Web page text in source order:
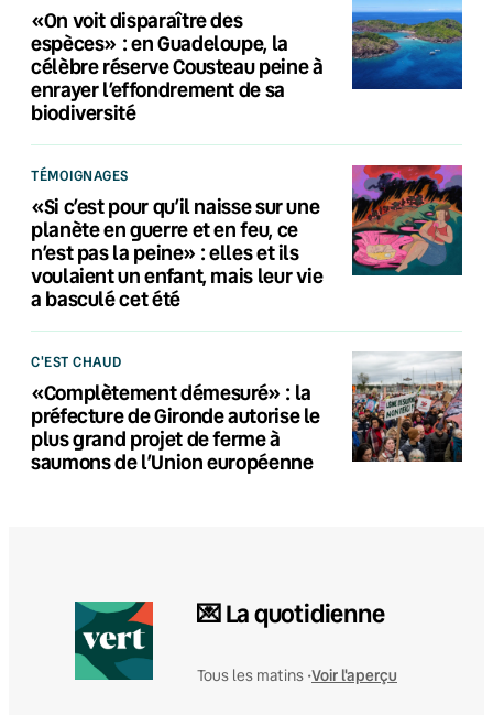
«On voit disparaître des
espèces» : en Guadeloupe, la
célèbre réserve Cousteau peine à
enrayer l’effondrement de sa
biodiversité
TÉMOIGNAGES
«Si c’est pour qu’il naisse sur une
planète en guerre et en feu, ce
n’est pas la peine» : elles et ils
voulaient un enfant, mais leur vie
a basculé cet été
C'EST CHAUD
«Complètement démesuré» : la
préfecture de Gironde autorise le
plus grand projet de ferme à
saumons de l’Union européenne
💌 La quotidienne
Tous les matins •Voir l'aperçu